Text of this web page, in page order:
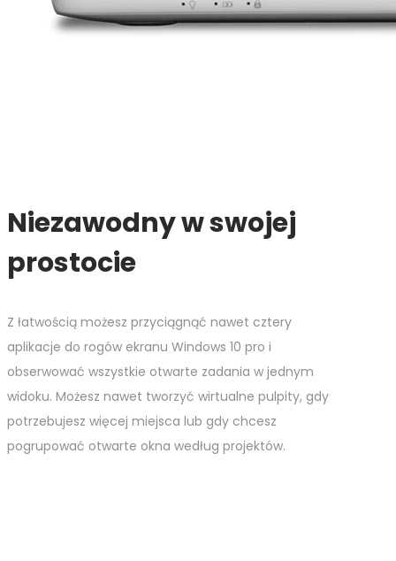
Niezawodny w swojej
prostocie
Z łatwością możesz przyciągnąć nawet cztery
aplikacje do rogów ekranu Windows 10 pro i
obserwować wszystkie otwarte zadania w jednym
widoku. Możesz nawet tworzyć wirtualne pulpity, gdy
potrzebujesz więcej miejsca lub gdy chcesz
pogrupować otwarte okna według projektów.